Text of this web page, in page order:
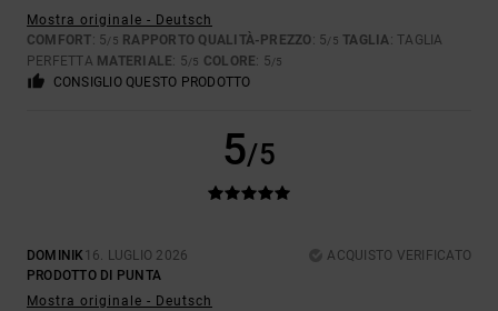
Mostra originale - Deutsch
COMFORT: 5/5 RAPPORTO QUALITÀ-PREZZO: 5/5 TAGLIA: TAGLIA
PERFETTA MATERIALE: 5/5 COLORE: 5/5
CONSIGLIO QUESTO PRODOTTO
5/5
DOMINIK 16. LUGLIO 2026
ACQUISTO VERIFICATO
PRODOTTO DI PUNTA
Mostra originale - Deutsch